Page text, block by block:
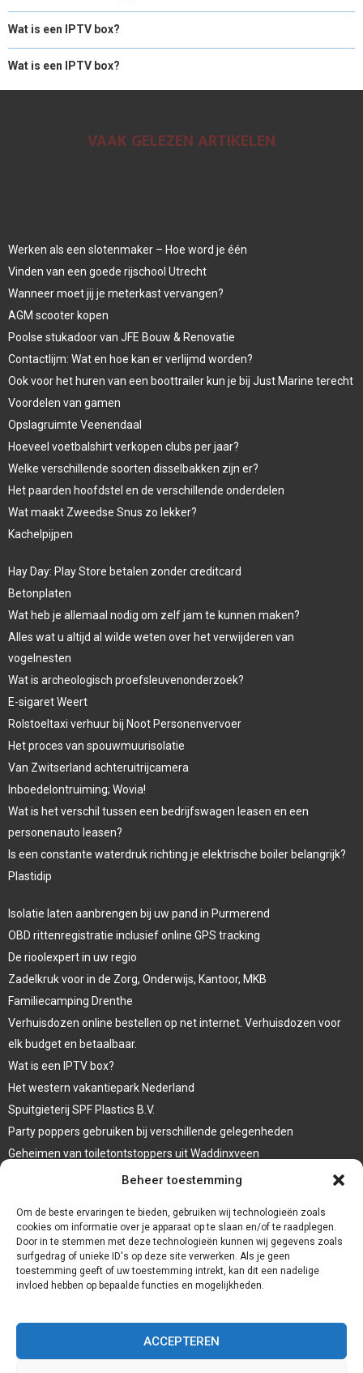
Beheer toestemming
Om de beste ervaringen te bieden, gebruiken wij technologieën zoals
cookies om informatie over je apparaat op te slaan en/of te raadplegen.
Door in te stemmen met deze technologieën kunnen wij gegevens zoals
surfgedrag of unieke ID's op deze site verwerken. Als je geen
toestemming geeft of uw toestemming intrekt, kan dit een nadelige
invloed hebben op bepaalde functies en mogelijkheden.
ACCEPTEREN
Wat is een IPTV box?
Wat is een IPTV box?
VAAK GELEZEN ARTIKELEN
Werken als een slotenmaker – Hoe word je één
Vinden van een goede rijschool Utrecht
Wanneer moet jij je meterkast vervangen?
AGM scooter kopen
Poolse stukadoor van JFE Bouw & Renovatie
Contactlijm: Wat en hoe kan er verlijmd worden?
Ook voor het huren van een boottrailer kun je bij Just Marine terecht
Voordelen van gamen
Opslagruimte Veenendaal
Hoeveel voetbalshirt verkopen clubs per jaar?
Welke verschillende soorten disselbakken zijn er?
Het paarden hoofdstel en de verschillende onderdelen
Wat maakt Zweedse Snus zo lekker?
Kachelpijpen
Hay Day: Play Store betalen zonder creditcard
Betonplaten
Wat heb je allemaal nodig om zelf jam te kunnen maken?
Alles wat u altijd al wilde weten over het verwijderen van
vogelnesten
Wat is archeologisch proefsleuvenonderzoek?
E-sigaret Weert
Rolstoeltaxi verhuur bij Noot Personenvervoer
Het proces van spouwmuurisolatie
Van Zwitserland achteruitrijcamera
Inboedelontruiming; Wovia!
Wat is het verschil tussen een bedrijfswagen leasen en een
personenauto leasen?
Is een constante waterdruk richting je elektrische boiler belangrijk?
Plastidip
Isolatie laten aanbrengen bij uw pand in Purmerend
OBD rittenregistratie inclusief online GPS tracking
De rioolexpert in uw regio
Zadelkruk voor in de Zorg, Onderwijs, Kantoor, MKB
Familiecamping Drenthe
Verhuisdozen online bestellen op net internet. Verhuisdozen voor
elk budget en betaalbaar.
Wat is een IPTV box?
Het western vakantiepark Nederland
Spuitgieterij SPF Plastics B.V.
Party poppers gebruiken bij verschillende gelegenheden
Geheimen van toiletontstoppers uit Waddinxveen
Vormen van terrasaankleding